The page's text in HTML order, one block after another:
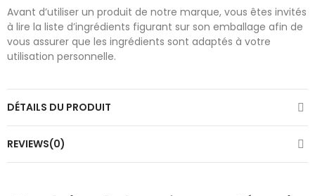
Avant d’utiliser un produit de notre marque, vous êtes invités
à lire la liste d’ingrédients figurant sur son emballage afin de
vous assurer que les ingrédients sont adaptés à votre
utilisation personnelle.
DÉTAILS DU PRODUIT
REVIEWS(0)